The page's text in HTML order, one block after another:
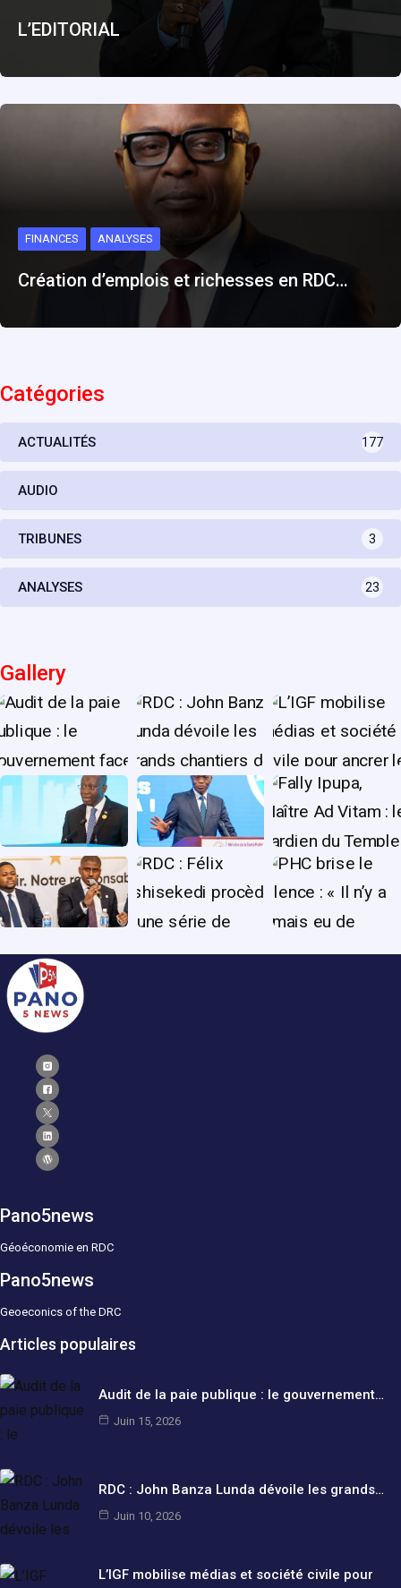
L’EDITORIAL
FINANCES ANALYSES
Création d’emplois et richesses en RDC…
Catégories
ACTUALITÉS 177
AUDIO
TRIBUNES 3
ANALYSES 23
Gallery
Pano5news
Géoéconomie en RDC
Pano5news
Geoeconics of the DRC
Articles populaires
Audit de la paie publique : le gouvernement…
Juin 15, 2026
RDC : John Banza Lunda dévoile les grands…
Juin 10, 2026
L’IGF mobilise médias et société civile pour